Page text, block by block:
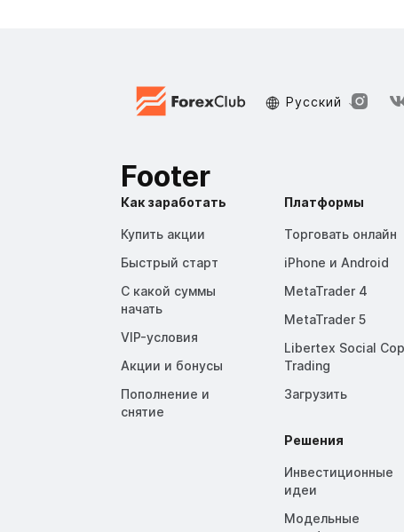
Русский
Footer
Как заработать
Купить акции
Быстрый старт
С какой суммы
начать
VIP-условия
Акции и бонусы
Пополнение и
снятие
Платформы
Торговать онлайн
iPhone и Android
MetaTrader 4
MetaTrader 5
Libertex Social
Trading
Загрузить
Решения
Инвестиционные
идеи
Модельные